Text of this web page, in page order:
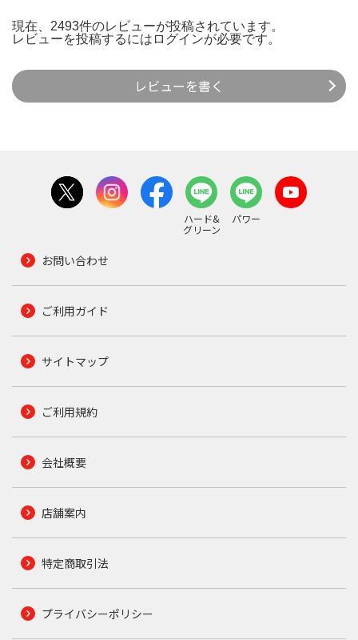
現在、2493件のレビューが投稿されています。
レビューを投稿するには ログインが必要です。
レビューを書く
ハード&
グリーン
パワー
お問い合わせ
ご利用ガイド
サイトマップ
ご利用規約
会社概要
店舗案内
特定商取引法
プライバシーポリシー